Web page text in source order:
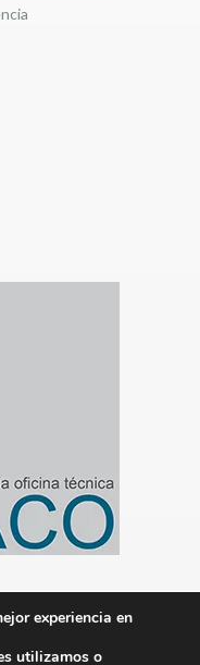
Proyectos S.L.
experiencia en
utilizamos o